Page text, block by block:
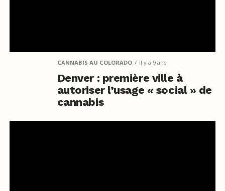
CANNABIS AU COLORADO il y a 9 ans
Denver : première ville à
autoriser l’usage « social » de
cannabis